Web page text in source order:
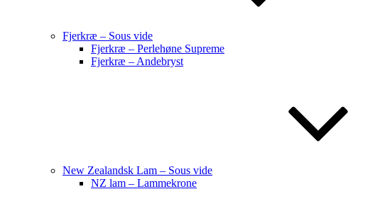
Fjerkræ – Sous vide
Fjerkræ – Perlehøne Supreme
Fjerkræ – Andebryst
New Zealandsk Lam – Sous vide
NZ lam – Lammekrone